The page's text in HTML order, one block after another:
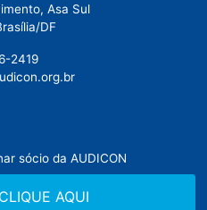
Asa Sul
DF
2419
sócio da AUDICON
CLIQUE AQUI